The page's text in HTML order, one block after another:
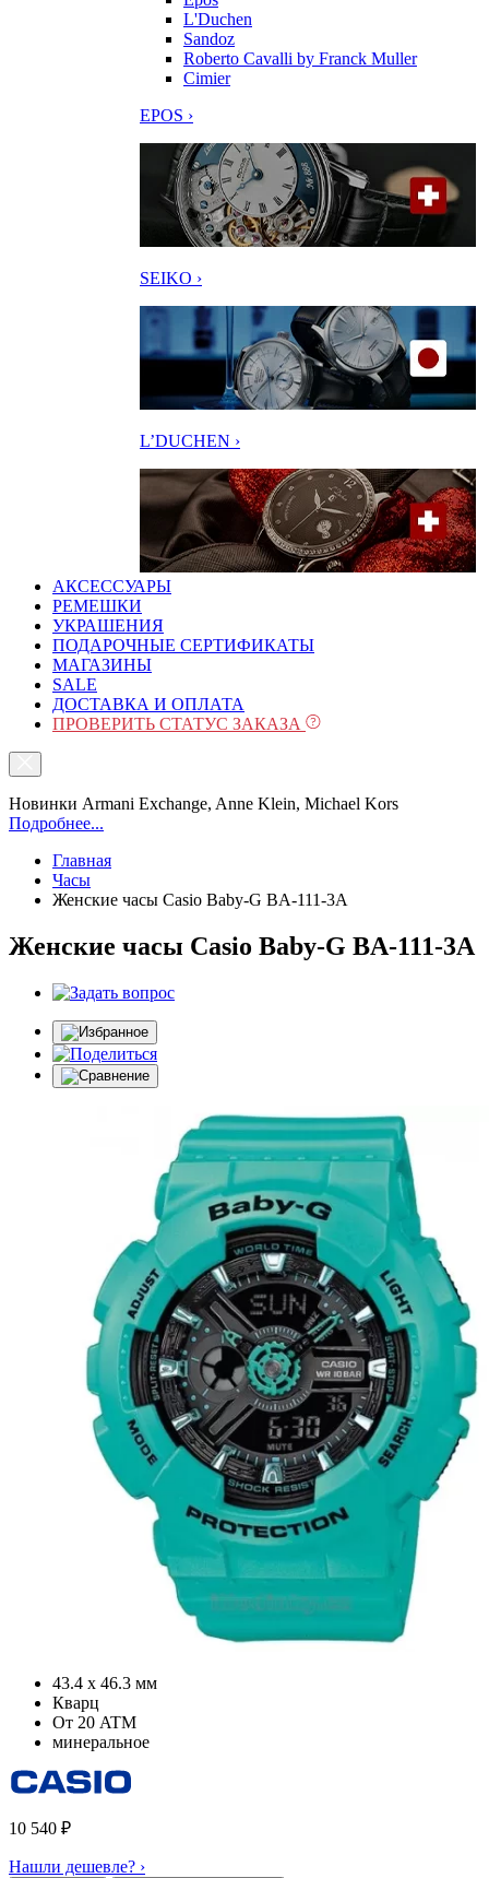
L'Duchen
Sandoz
Roberto Cavalli by Franck Muller
Cimier
EPOS ›
SEIKO ›
L’DUCHEN ›
АКСЕССУАРЫ
РЕМЕШКИ
УКРАШЕНИЯ
ПОДАРОЧНЫЕ СЕРТИФИКАТЫ
МАГАЗИНЫ
SALE
ДОСТАВКА И ОПЛАТА
ПРОВЕРИТЬ СТАТУС ЗАКАЗА
Новинки Armani Exchange, Anne Klein, Michael Kors
Подробнее...
Главная
Часы
Женские часы Casio Baby-G BA-111-3A
Женские часы Casio Baby-G BA-111-3A
43.4 х 46.3 мм
Кварц
От 20 ATM
минеральное
10 540 ₽
Нашли дешевле? ›